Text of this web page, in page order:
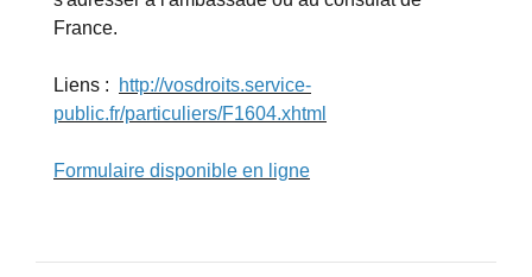
France.
Liens :
http://vosdroits.service-
public.fr/particuliers/F1604.xhtml
Formulaire disponible en ligne